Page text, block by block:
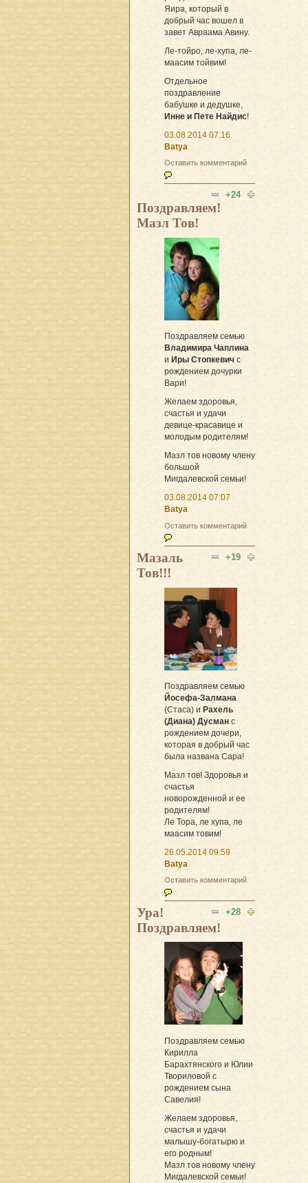
Яира, который в
добрый час вошел в
завет Авраама Авину.
Ле-тойро, ле-хупа, ле-
маасим тойвим!
Отдельное
поздравление
бабушке и дедушке,
Инне и Пете Найдис!
03.08.2014 07:16
Batya
Оставить комментарий
+24
Поздравляем!
Мазл Тов!
Поздравляем семью
Владимира Чаплина
и Иры Cтопкевич с
рождением дочурки
Вари!
Желаем здоровья,
счастья и удачи
девице-красавице и
молодым родителям!
Мазл тов новому члену
большой
Мигдалевской семьи!
03.08.2014 07:07
Batya
Оставить комментарий
+19
Мазаль
Тов!!!
Поздравляем семью
Йосефа-Залмана
(Стаса) и Рахель
(Диана) Дусман с
рождением дочери,
которая в добрый час
была названа Сара!
Мазл тов! Здоровья и
счастья
новорожденной и ее
родителям!
Ле Тора, ле хупа, ле
маасим товим!
26.05.2014 09:59
Batya
Оставить комментарий
+28
Ура!
Поздравляем!
Поздравляем семью
Кирилла
Барахтянского и Юлии
Твориловой с
рождением сына
Савелия!
Желаем здоровья,
счастья и удачи
малышу-богатырю и
его родным!
Мазл тов новому члену
Мигдалевской семьи!